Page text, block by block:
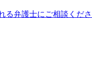
る弁護士にご相談くださ